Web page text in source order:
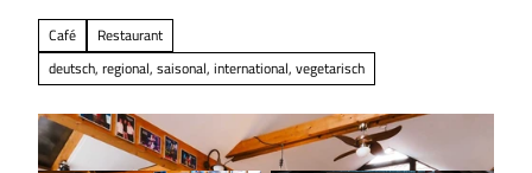
Café
Restaurant
deutsch, regional, saisonal, international, vegetarisch